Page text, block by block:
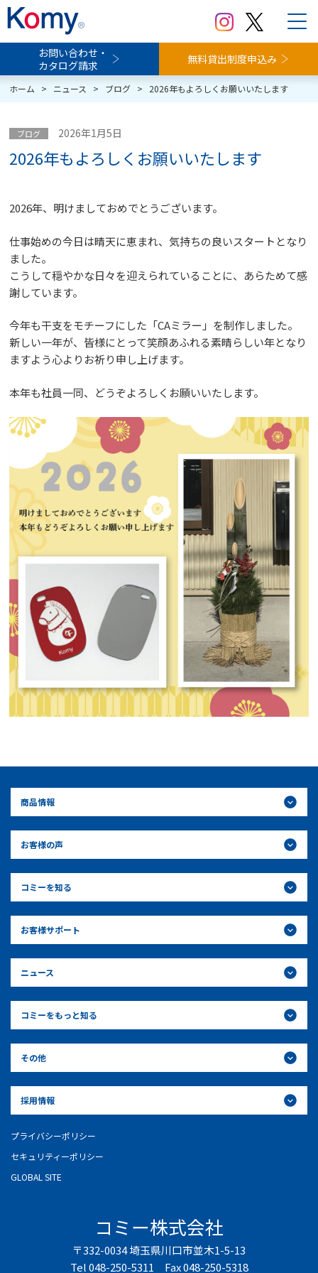
お問い合わせ・
カタログ請求
無料貸出制度申込み
ホーム > ニュース > ブログ > 2026年もよろしくお願いいたします
ブログ 2026年1月5日
2026年もよろしくお願いいたします
2026年、明けましておめでとうございます。
仕事始めの今日は晴天に恵まれ、気持ちの良いスタートとなり
ました。
こうして穏やかな日々を迎えられていることに、あらためて感
謝しています。
今年も干支をモチーフにした「CAミラー」を制作しました。
新しい一年が、皆様にとって笑顔あふれる素晴らしい年となり
ますよう心よりお祈り申し上げます。
本年も社員一同、どうぞよろしくお願いいたします。
商品情報
お客様の声
コミーを知る
お客様サポート
ニュース
コミーをもっと知る
その他
採用情報
プライバシーポリシー
セキュリティーポリシー
GLOBAL SITE
コミー株式会社
〒332-0034 埼玉県川口市並木1-5-13
Tel 048-250-5311 Fax 048-250-5318